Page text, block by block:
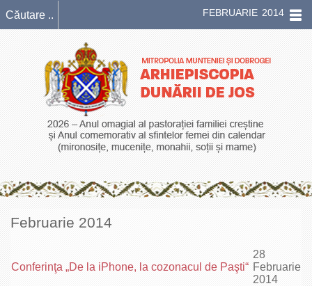
FEBRUARIE 2014
Februarie 2014
Conferinţa „De la iPhone, la cozonacul de Paşti“
28
Februarie
2014